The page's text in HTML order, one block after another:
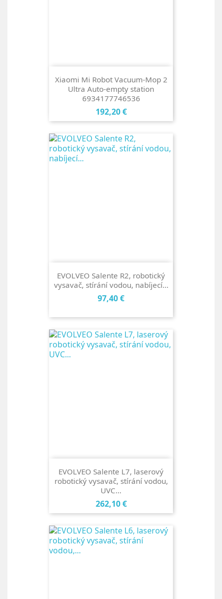
Xiaomi Mi Robot Vacuum-Mop 2
Ultra Auto-empty station
6934177746536
Cena
192,20 €
EVOLVEO Salente R2, robotický
vysavač, stírání vodou, nabíjecí...
Cena
97,40 €
EVOLVEO Salente L7, laserový
robotický vysavač, stírání vodou,
UVC...
Cena
262,10 €